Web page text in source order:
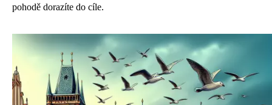
pohodě dorazíte do cíle.